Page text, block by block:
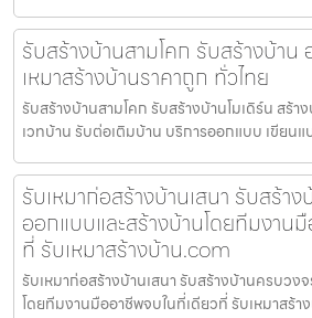
รับสร้างบ้านสามโคก รับสร้างบ้า
เหมาสร้างบ้านราคาถูก ทั่วไทย
รับสร้างบ้านสามโคก รับสร้างบ้านโมเดิร์น สร้า
เวทบ้าน รับต่อเติมบ้าน บริการออกแบบ เขียน
รับเหมาก่อสร้างบ้านเสนา รับสร้า
ออกแบบและสร้างบ้านโดยทีมงาน
ที่ รับเหมาสร้างบ้าน.com
รับเหมาก่อสร้างบ้านเสนา รับสร้างบ้านครบวง
โดยทีมงานมืออาชีพจบในที่เดียวที่ รับเหมาสร้